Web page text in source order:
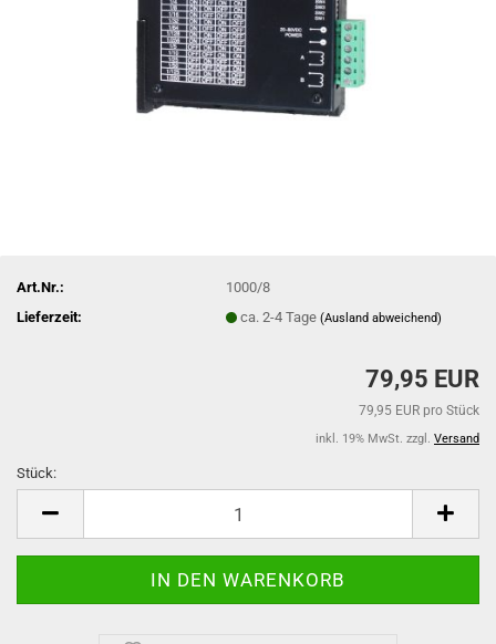
Art.Nr.:
1000/8
Lieferzeit:
ca. 2-4 Tage(Ausland abweichend)
79,95 EUR
79,95 EUR pro Stück
inkl. 19% MwSt. zzgl. Versand
Stück: